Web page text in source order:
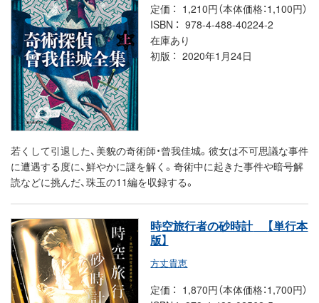
定価
1,210円（本体価格：1,100円）
ISBN
978-4-488-40224-2
在庫あり
初版
2020年1月24日
若くして引退した、美貌の奇術師・曾我佳城。彼女は不可思議な事件
に遭遇する度に、鮮やかに謎を解く。奇術中に起きた事件や暗号解
読などに挑んだ、珠玉の11編を収録する。
時空旅行者の砂時計
【単行本
版】
方丈貴恵
定価
1,870円（本体価格：1,700円）